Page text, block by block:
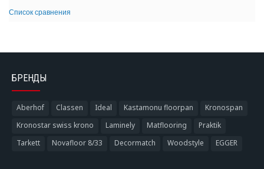
Список сравнения
БРЕНДЫ
Aberhof Classen Ideal Kastamonu floorpan
Kronospan
Kronostar swiss krono
Laminely Matflooring
Praktik
Tarkett
Novafloor 8/33 Decormatch Woodstyle EGGER